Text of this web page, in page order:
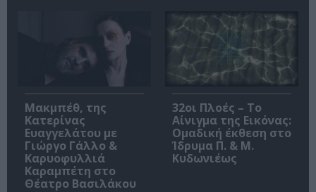
Μακμπέθ, της
Κατερίνας
Ευαγγελάτου με
Γιώργο Γάλλο &
Καρυοφυλλιά
Καραμπέτη στο
Θέατρο Βασιλάκου
32οι Πλοές – Το
Αίνιγμα της Εικόνας:
Ομαδική έκθεση στο
Ίδρυμα Π. & Μ.
Κυδωνιέως